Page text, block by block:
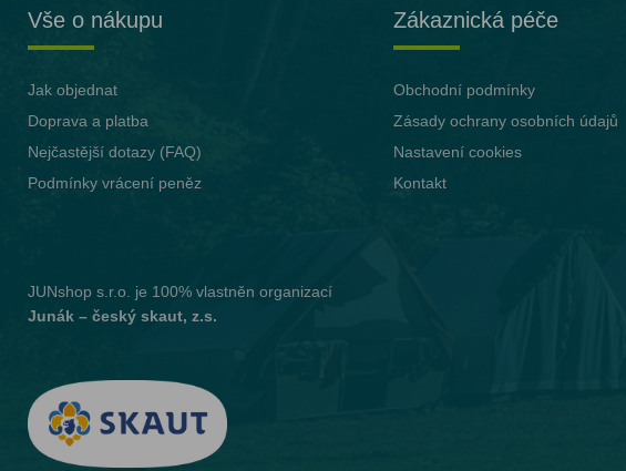
Vše o nákupu
Jak objednat
Doprava a platba
Nejčastější dotazy (FAQ)
Podmínky vrácení peněz
JUNshop s.r.o.
je 100% vlastněn organizací
Junák – český skaut, z.s.
Zákaznická péče
Obchodní podmínky
Zásady ochrany osobních údajů
Nastavení cookies
Kontakt